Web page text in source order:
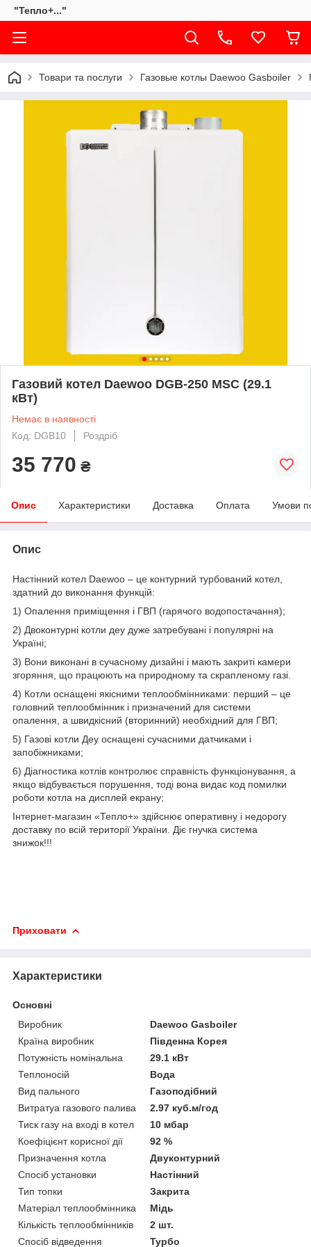
"Тепло+..."
Товари та послуги Газовые котлы Daewoo Gasboiler
Газовий котел Daewoo DGB-250 MSC (29.1
кВт)
Немає в наявності
Код: DGB10
Роздріб
35 770 ₴
Опис Характеристики Доставка Оплата Умови
Опис
Настінний котел Daewoo – це контурний турбований котел,
здатний до виконання функцій:
1) Опалення приміщення і ГВП (гарячого водопостачання);
2) Двоконтурні котли деу дуже затребувані і популярні на
Україні;
3) Вони виконані в сучасному дизайні і мають закриті камери
згоряння, що працюють на природному та скрапленому газі.
4) Котли оснащені якісними теплообмінниками: перший – це
головний теплообмінник і призначений для системи
опалення, а швидкісний (вторинний) необхідний для ГВП;
5) Газові котли Деу оснащені сучасними датчиками і
запобіжниками;
6) Діагностика котлів контролює справність функціонування, а
якщо відбувається порушення, тоді вона видає код помилки
роботи котла на дисплей екрану;
Інтернет-магазин «Тепло+» здійснює оперативну і недорогу
доставку по всій території України. Діє гнучка система
знижок!!!
Приховати
Характеристики
Основні
Виробник
Daewoo Gasboiler
Країна виробник
Південна Корея
Потужність номінальна
29.1 кВт
Теплоносій
Вода
Вид пального
Газоподібний
Витратуа газового палива
2.97 куб.м/год
Тиск газу на вході в котел
10 мбар
Коефіцієнт корисної дії
92 %
Призначення котла
Двуконтурний
Спосіб установки
Настінний
Тип топки
Закрита
Матеріал теплообмінника
Мідь
Кількість теплообмінників
2 шт.
Спосіб відведення
Турбо